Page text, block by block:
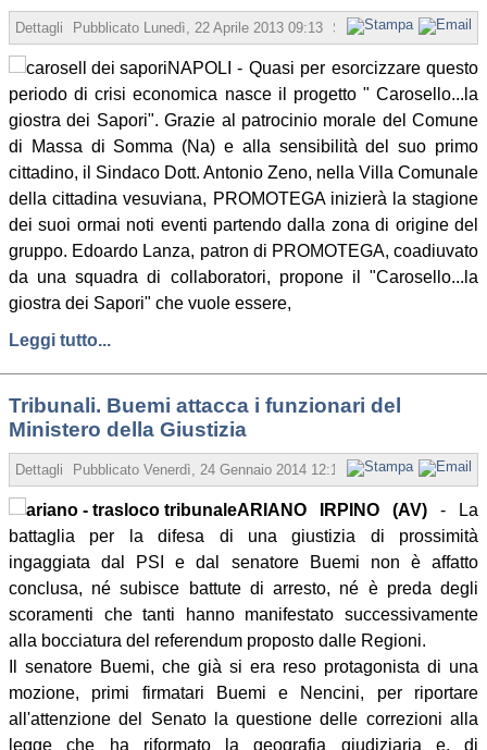
Dettagli Pubblicato Lunedì, 22 Aprile 2013 09:13 Scritto da Redazione
NAPOLI - Quasi per esorcizzare questo
periodo di crisi economica nasce il progetto " Carosello...la
giostra dei Sapori". Grazie al patrocinio morale del Comune
di Massa di Somma (Na) e alla sensibilità del suo primo
cittadino, il Sindaco Dott. Antonio Zeno, nella Villa Comunale
della cittadina vesuviana, PROMOTEGA inizierà la stagione
dei suoi ormai noti eventi partendo dalla zona di origine del
gruppo. Edoardo Lanza, patron di PROMOTEGA, coadiuvato
da una squadra di collaboratori, propone il "Carosello...la
giostra dei Sapori" che vuole essere,
Leggi tutto...
Tribunali. Buemi attacca i funzionari del
Ministero della Giustizia
Dettagli Pubblicato Venerdì, 24 Gennaio 2014 12:11 Scritto da Redazione
ARIANO IRPINO (AV) - La
battaglia per la difesa di una giustizia di prossimità
ingaggiata dal PSI e dal senatore Buemi non è affatto
conclusa, né subisce battute di arresto, né è preda degli
scoramenti che tanti hanno manifestato successivamente
alla bocciatura del referendum proposto dalle Regioni.
Il senatore Buemi, che già si era reso protagonista di una
mozione, primi firmatari Buemi e Nencini, per riportare
all'attenzione del Senato la questione delle correzioni alla
legge che ha riformato la geografia giudiziaria e, di